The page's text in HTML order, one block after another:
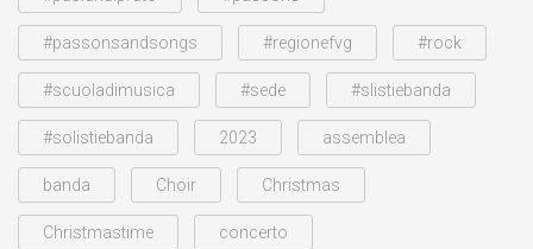
#passonsandsongs #regionefvg #rock
#scuoladimusica #sede #slistiebanda
#solistiebanda 2023 assemblea
banda Choir Christmas
Christmastime concerto